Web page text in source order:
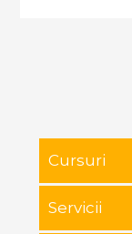
Cursuri
Servicii